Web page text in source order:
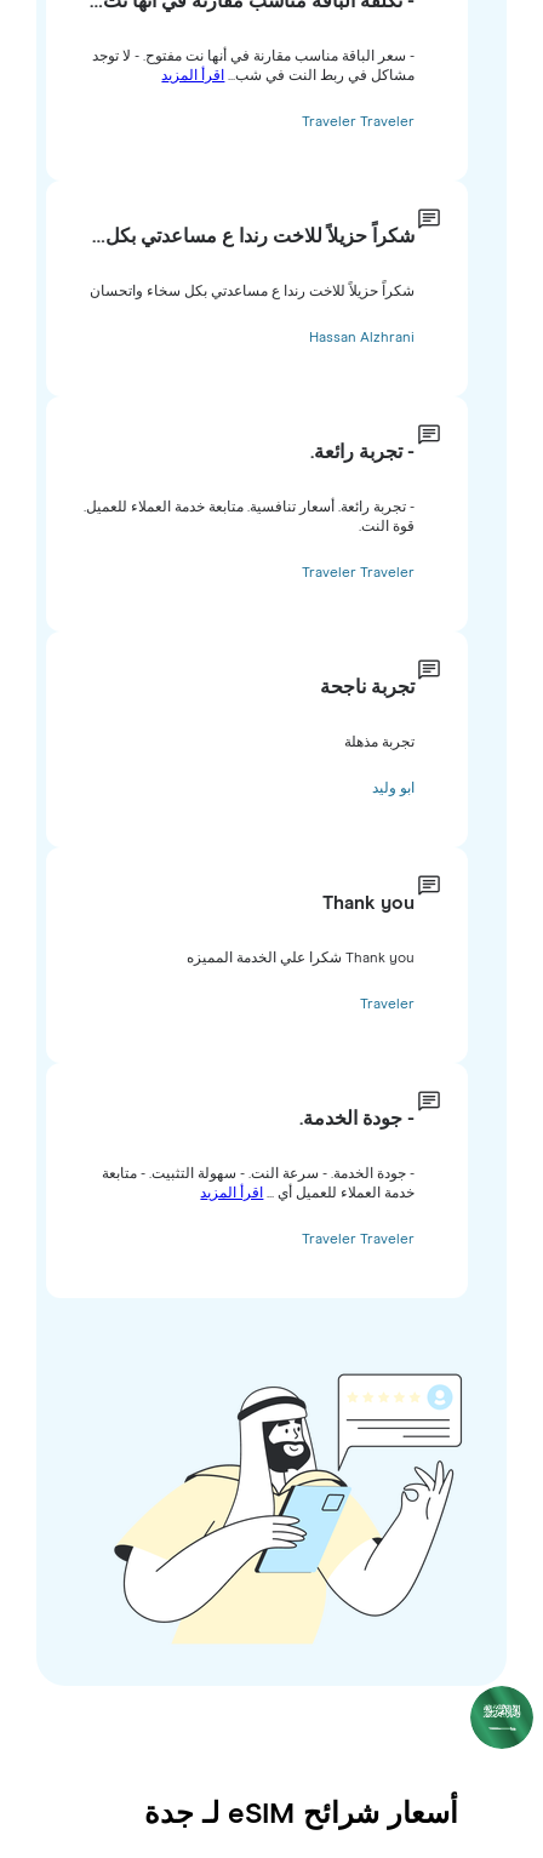
- سعر الباقة مناسب مقارنة في أنها نت مفتوح. - لا توجد
مشاكل في ربط النت في شب...اقرأ المزيد
Traveler Traveler
شكراً حزيلاً للاخت رندا ع مساعدتي بكل…
شكراً حزيلاً للاخت رندا ع مساعدتي بكل سخاء واتحسان
Hassan Alzhrani
- تجربة رائعة.
- تجربة رائعة. أسعار تنافسية. متابعة خدمة العملاء للعميل.
قوة النت.
Traveler Traveler
تجربة ناجحة
تجربة مذهلة
Thank you
Thank you شكرا علي الخدمة المميزه
Traveler
- جودة الخدمة.
- جودة الخدمة. - سرعة النت. - سهولة التثبيت. - متابعة
خدمة العملاء للعميل أي ...اقرأ المزيد
Traveler Traveler
أسعار شرائح eSIM لـ جدة